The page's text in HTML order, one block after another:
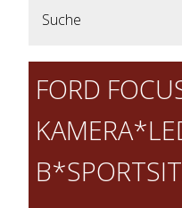
Suche
FORD